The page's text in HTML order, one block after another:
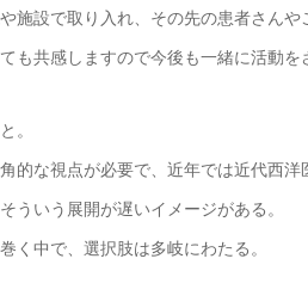
施設で取り入れ、その先の患者さん
も共感しますので今後も一緒に活動
。
的な視点が必要で、近年では近代西
ういう展開が遅いイメージがある。
く中で、選択肢は多岐にわたる。